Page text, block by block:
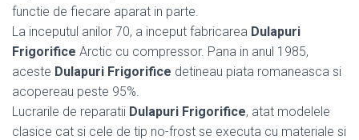
functie de fiecare aparat in parte.
La inceputul anilor 70, a inceput fabricarea Dulapuri
Frigorifice Arctic cu compressor. Pana in anul 1985,
aceste Dulapuri Frigorifice detineau piata romaneasca si
acopereau peste 95%.
Lucrarile de reparatii Dulapuri Frigorifice, atat modelele
clasice cat si cele de tip no-frost se executa cu materiale si